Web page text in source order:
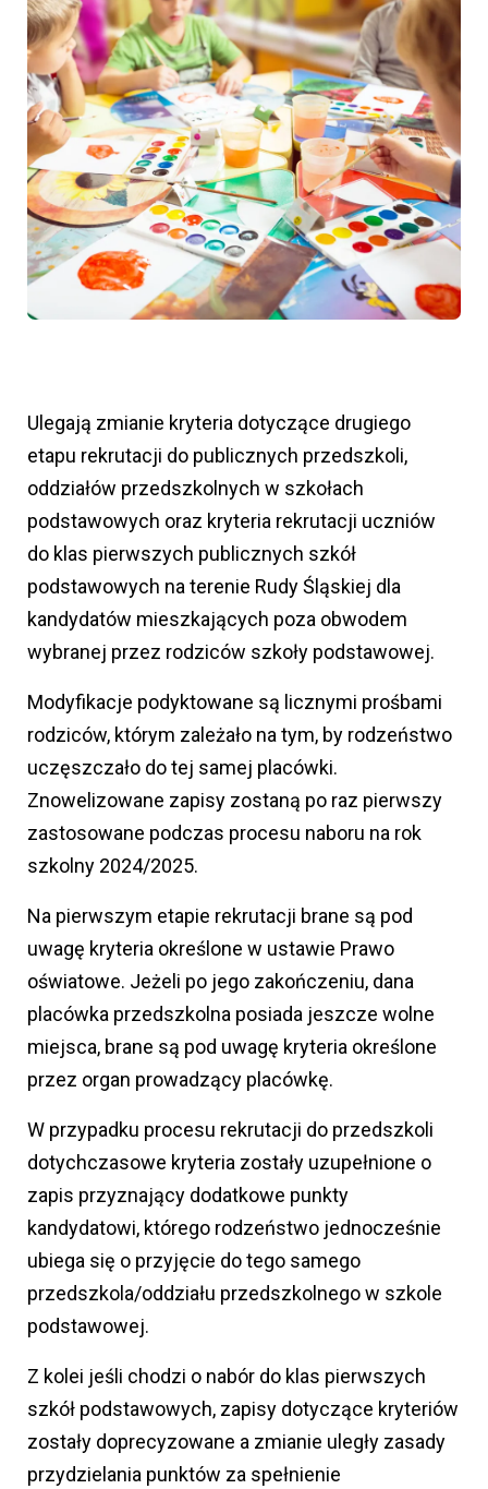
Ulegają zmianie kryteria dotyczące drugiego
etapu rekrutacji do publicznych przedszkoli,
oddziałów przedszkolnych w szkołach
podstawowych oraz kryteria rekrutacji uczniów
do klas pierwszych publicznych szkół
podstawowych na terenie Rudy Śląskiej dla
kandydatów mieszkających poza obwodem
wybranej przez rodziców szkoły podstawowej.
Modyfikacje podyktowane są licznymi prośbami
rodziców, którym zależało na tym, by rodzeństwo
uczęszczało do tej samej placówki.
Znowelizowane zapisy zostaną po raz pierwszy
zastosowane podczas procesu naboru na rok
szkolny 2024/2025.
Na pierwszym etapie rekrutacji brane są pod
uwagę kryteria określone w ustawie Prawo
oświatowe. Jeżeli po jego zakończeniu, dana
placówka przedszkolna posiada jeszcze wolne
miejsca, brane są pod uwagę kryteria określone
przez organ prowadzący placówkę.
W przypadku procesu rekrutacji do przedszkoli
dotychczasowe kryteria zostały uzupełnione o
zapis przyznający dodatkowe punkty
kandydatowi, którego rodzeństwo jednocześnie
ubiega się o przyjęcie do tego samego
przedszkola/oddziału przedszkolnego w szkole
podstawowej.
Z kolei jeśli chodzi o nabór do klas pierwszych
szkół podstawowych, zapisy dotyczące kryteriów
zostały doprecyzowane a zmianie uległy zasady
przydzielania punktów za spełnienie